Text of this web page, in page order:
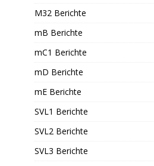
M32 Berichte
mB Berichte
mC1 Berichte
mD Berichte
mE Berichte
SVL1 Berichte
SVL2 Berichte
SVL3 Berichte